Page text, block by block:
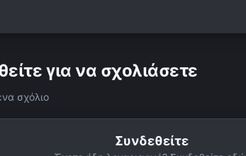
για να σχολιάσετε
σχόλιο
Συνδεθείτε